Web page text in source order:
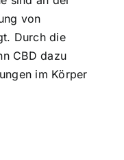
von
Durch die
CBD dazu
im Körper